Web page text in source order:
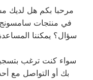
مرحبا بكم هل لديك
في منتجات سامسونج
سؤال؟ يمكننا
سواء كنت ترغب
بك أو التواصل مع